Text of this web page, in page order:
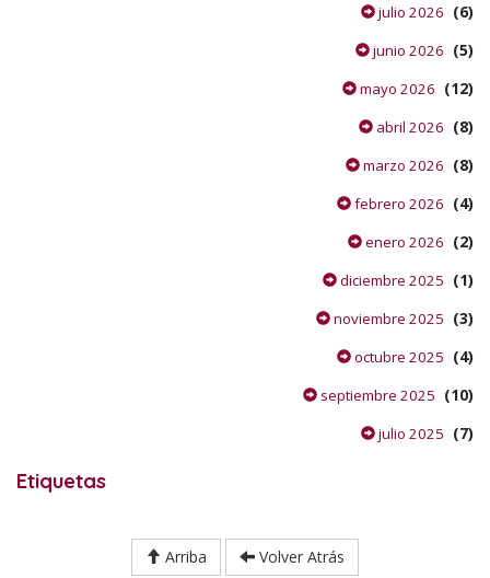
julio 2026 (6)
junio 2026 (5)
mayo 2026 (12)
abril 2026 (8)
marzo 2026 (8)
febrero 2026 (4)
enero 2026 (2)
diciembre 2025 (1)
noviembre 2025 (3)
octubre 2025 (4)
septiembre 2025 (10)
julio 2025 (7)
Etiquetas
Arriba Volver Atrás